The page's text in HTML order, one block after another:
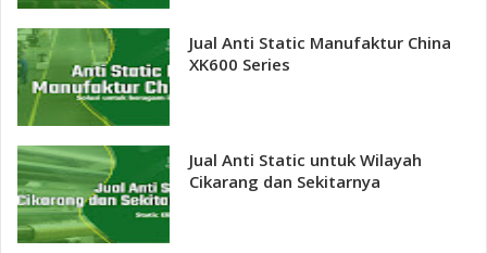
Jual Anti Static Manufaktur China
XK600 Series
Jual Anti Static untuk Wilayah
Cikarang dan Sekitarnya